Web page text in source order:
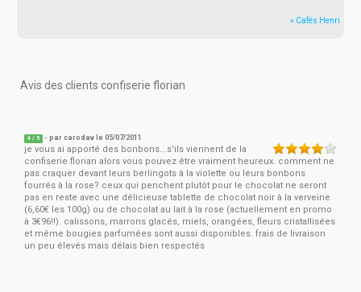
» Cafés Henri
Avis des clients confiserie florian
4 / 5 - parcarodav le 05/07/2011
je vous ai apporté des bonbons...s'ils viennent de la
confiserie florian alors vous pouvez être vraiment heureux. comment ne
pas craquer devant leurs berlingots à la violette ou leurs bonbons
fourrés à la rose? ceux qui penchent plutôt pour le chocolat ne seront
pas en reste avec une délicieuse tablette de chocolat noir à la verveine
(6,60€ les 100g) ou de chocolat au lait à la rose (actuellement en promo
à 3€96!!). calissons, marrons glacés, miels, orangées, fleurs cristallisées
et même bougies parfumées sont aussi disponibles. frais de livraison
un peu élevés mais délais bien respectés